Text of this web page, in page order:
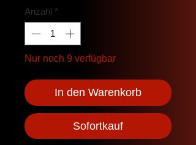
Anzahl *
Nur noch 9 verfügbar
In den Warenkorb
Sofortkauf